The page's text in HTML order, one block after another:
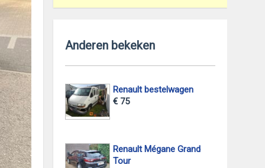
Anderen bekeken
Renault bestelwagen
€ 75
Renault Mégane Grand
Tour